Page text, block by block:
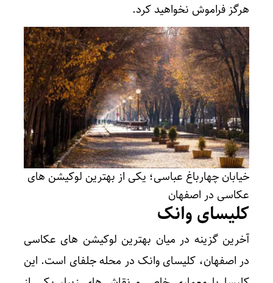
هرگز فراموش نخواهید کرد.
خیابان چهارباغ عباسی؛ یکی از بهترین لوکیشن های
عکاسی در اصفهان
کلیسای وانک
آخرین گزینه در میان بهترین لوکیشن های عکاسی
در اصفهان، کلیسای وانک در محله جلفای است. این